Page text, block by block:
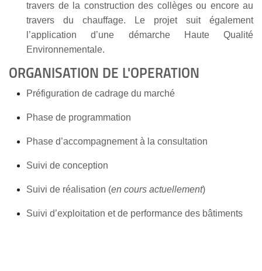
travers de la construction des collèges ou encore au
travers du chauffage. Le projet suit également
l’application d’une démarche Haute Qualité
Environnementale.
ORGANISATION DE L'OPERATION
Préfiguration de cadrage du marché
Phase de programmation
Phase d’accompagnement à la consultation
Suivi de conception
Suivi de réalisation (en cours actuellement)
Suivi d’exploitation et de performance des bâtiments